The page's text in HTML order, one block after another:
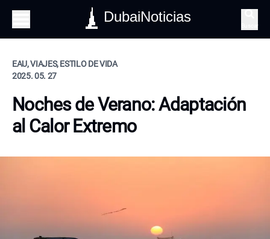
DubaiNoticias
EAU, VIAJES, ESTILO DE VIDA
2025. 05. 27
Noches de Verano: Adaptación
al Calor Extremo